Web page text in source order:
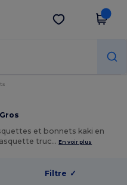
Obtenir l'appli
et bonnets kaki en
truc… En voir plus
Filtre ✓